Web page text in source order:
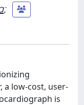
;
a low-cost, user-
is